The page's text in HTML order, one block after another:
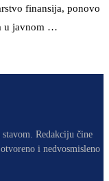
finansija, ponovo
u javnom …
Redakciju čine
i nedvosmisleno